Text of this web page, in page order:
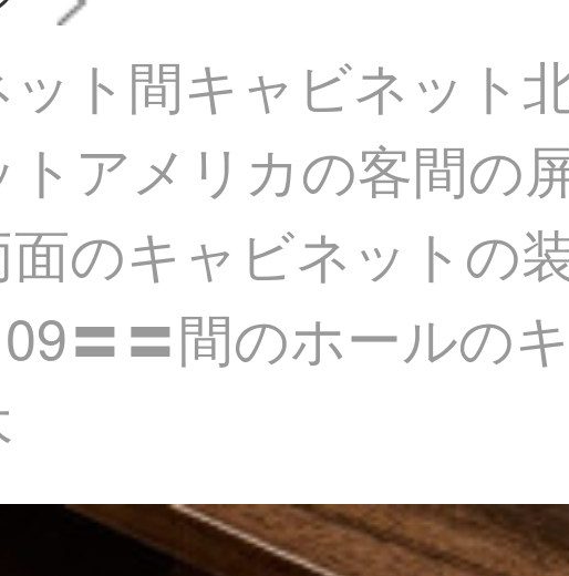
ト間キャビネット
アメリカの客間の
のキャビネットの
〓〓間のホールの